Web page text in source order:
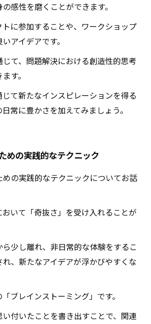
感性を磨くことができます。
に参加することや、ワークショップ
アイデアです。
て、問題解決における創造性的思考
す。
て新たなインスピレーションを得る
常に豊かさを加えてみましょう。
めの実践的なテクニック
の実践的なテクニックについてお話
いて「奇抜さ」を受け入れることが
少し離れ、非日常的な体験をするこ
、新たなアイデアが浮かびやすくな
ブレインストーミング」です。
付いたことを書き出すことで、関連